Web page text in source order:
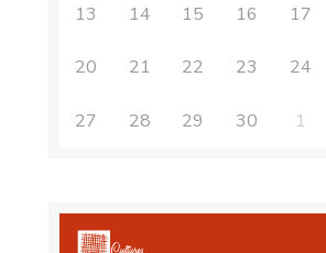
13 14 15 16 17
20 21 22 23 24
27 28 29 30 1